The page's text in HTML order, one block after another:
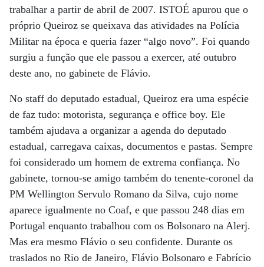
trabalhar a partir de abril de 2007. ISTOÉ apurou que o
próprio Queiroz se queixava das atividades na Polícia
Militar na época e queria fazer “algo novo”. Foi quando
surgiu a função que ele passou a exercer, até outubro
deste ano, no gabinete de Flávio.
No staff do deputado estadual, Queiroz era uma espécie
de faz tudo: motorista, segurança e office boy. Ele
também ajudava a organizar a agenda do deputado
estadual, carregava caixas, documentos e pastas. Sempre
foi considerado um homem de extrema confiança. No
gabinete, tornou-se amigo também do tenente-coronel da
PM Wellington Servulo Romano da Silva, cujo nome
aparece igualmente no Coaf, e que passou 248 dias em
Portugal enquanto trabalhou com os Bolsonaro na Alerj.
Mas era mesmo Flávio o seu confidente. Durante os
traslados no Rio de Janeiro, Flávio Bolsonaro e Fabrício